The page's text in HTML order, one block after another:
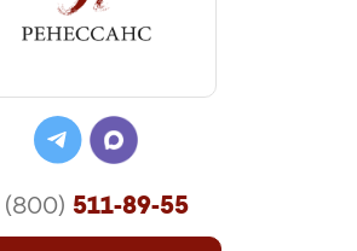
(800) 511-89-55